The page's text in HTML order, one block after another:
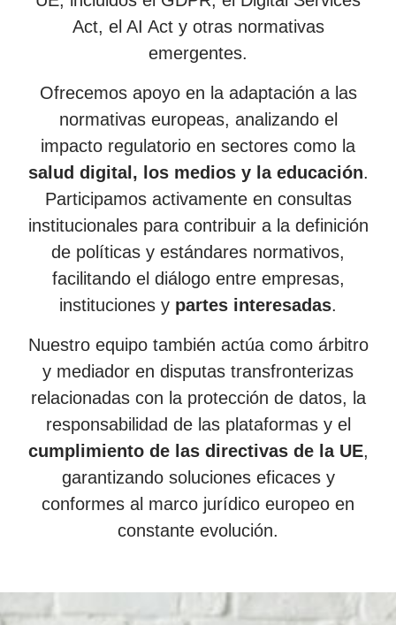
Act, el AI Act y otras normativas
emergentes.
Ofrecemos apoyo en la adaptación a las
normativas europeas, analizando el
impacto regulatorio en sectores como la
salud digital, los medios y la educación.
Participamos activamente en consultas
institucionales para contribuir a la definición
de políticas y estándares normativos,
facilitando el diálogo entre empresas,
instituciones y partes interesadas.
Nuestro equipo también actúa como árbitro
y mediador en disputas transfronterizas
relacionadas con la protección de datos, la
responsabilidad de las plataformas y el
cumplimiento de las directivas de la UE,
garantizando soluciones eficaces y
conformes al marco jurídico europeo en
constante evolución.